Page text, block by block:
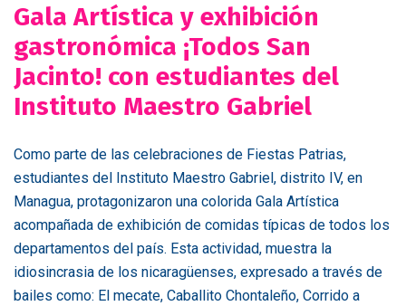
Gala Artística y exhibición
gastronómica ¡Todos San
Jacinto! con estudiantes del
Instituto Maestro Gabriel
Como parte de las celebraciones de Fiestas Patrias,
estudiantes del Instituto Maestro Gabriel, distrito IV, en
Managua, protagonizaron una colorida Gala Artística
acompañada de exhibición de comidas típicas de todos los
departamentos del país. Esta actividad, muestra la
idiosincrasia de los nicaragüenses, expresado a través de
bailes como: El mecate, Caballito Chontaleño, Corrido a